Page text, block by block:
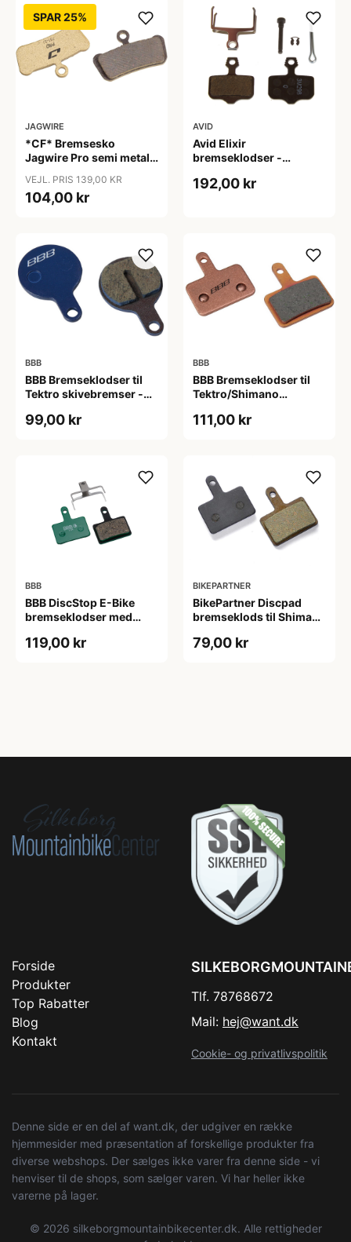
SPAR 25%
JAGWIRE
*CF* Bremsesko
Jagwire Pro semi metal
Ultimate/RCS/RS/R -
Avid Trail
VEJL. PRIS 139,00 KR
104,00 kr
AVID
Avid Elixir
bremseklodser -
192,00 kr
BBB
BBB Bremseklodser til
Tektro skivebremser -
99,00 kr
BBB
BBB Bremseklodser til
Tektro/Shimano
Aquila
111,00 kr
BBB
BBB DiscStop E-Bike
bremseklodser med
belægning særligt til
119,00 kr
BIKEPARTNER
BikePartner Discpad
bremseklods til Shimano
M515/525/465/475/495
79,00 kr
Forside
Produkter
Top Rabatter
Blog
Kontakt
Tlf. 78768672
Mail: hej@want.dk
Cookie- og privatlivspolitik
Denne side er en del af want.dk, der udgiver en række
hjemmesider med præsentation af forskellige produkter fra
diverse webshops. Der sælges ikke varer fra denne side - vi
henviser til de shops, som sælger varen. Vi har heller ikke
varerne på lager.
© 2026 silkeborgmountainbikecenter.dk. Alle rettigheder